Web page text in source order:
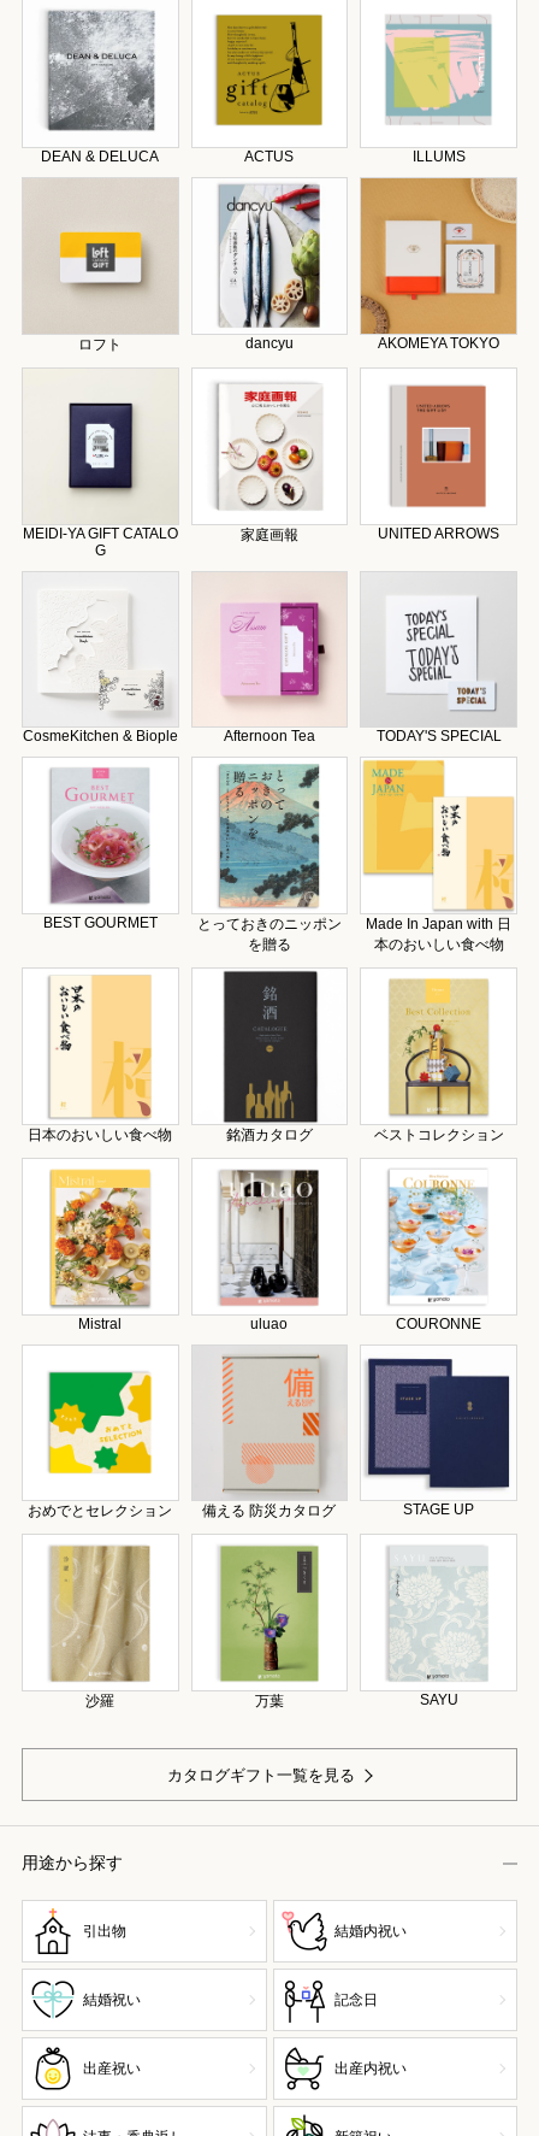
DEAN & DELUCA ACTUS ILLUMS
ロフト dancyu AKOMEYA TOKYO
MEIDI-YA GIFT CATALO
G
家庭画報 UNITED ARROWS
CosmeKitchen & Biople Afternoon Tea TODAY'S SPECIAL
BEST GOURMET
とっておきのニッポン
を贈る
Made In Japan with 日
本のおいしい食べ物
日本のおいしい食べ物 銘酒カタログ ベストコレクション
Mistral uluao COURONNE
おめでとセレクション 備える 防災カタログ STAGE UP
沙羅 万葉 SAYU
カタログギフト一覧を見る
用途から探す
引出物 結婚内祝い
結婚祝い 記念日
出産祝い 出産内祝い